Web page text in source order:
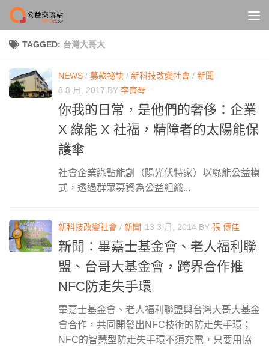
Skip to content
TAGGED: 台灣大哥大
NEWS / 募款祕訣 / 新科技改變社會 / 新聞
8 8 月, 2017 BY 李育琴
你我的日常，是他們的奢侈：企業
X 綠能 X 社福，精障者的太陽能保
護傘
社會企業綠點能創（陽光伏特家）以綠能公益模
式，透過群眾募資為公益組織...
新科技改變社會 / 新聞 13 3 月, 2014 BY 張 傳佳
新聞：畢嘉士基金會、老人福利聯
盟、台哥大基金會，跨界合作推
NFC防走失手環
畢嘉士基金會、老人福利聯盟與台灣大哥大基金
會合作，共同開發出NFC技術的防走失手環；
NFC的智慧型防走失手環不須充電，只要用協